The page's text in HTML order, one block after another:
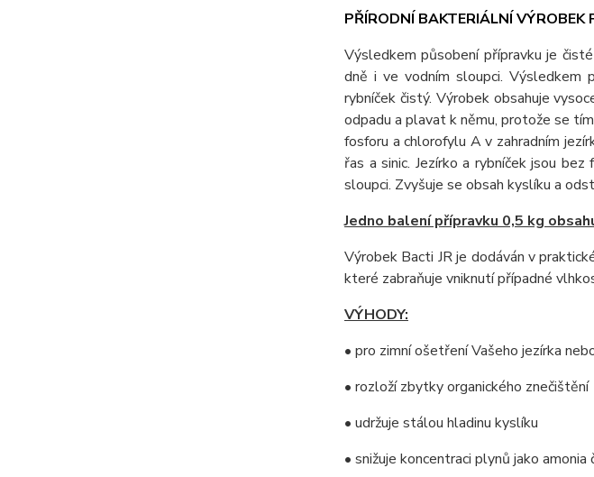
PŘÍRODNÍ BAKTERIÁLNÍ VÝROBEK
Výsledkem působení přípravku je
dně i ve vodním sloupci. Výsledkem
rybníček čistý. Výrobek obsahuje
odpadu a plavat k němu, protože se
fosforu a chlorofylu A v zahradním
řas a sinic. Jezírko a rybníček jsou
sloupci. Zvyšuje se obsah kyslíku a
Jedno balení přípravku 0,5 kg
Výrobek Bacti JR je dodáván v
které zabraňuje vniknutí případné
VÝHODY:
• pro zimní ošetření Vašeho jezírka
• rozloží zbytky organického znečištění
• udržuje stálou hladinu kyslíku
• snižuje koncentraci plynů jako amonia